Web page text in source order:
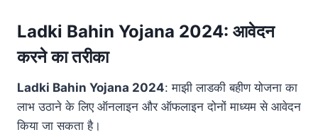
Ladki Bahin Yojana 2024: आवेदन
करने का तरीका
Ladki Bahin Yojana 2024: माझी लाडकी बहीण योजना का
लाभ उठाने के लिए ऑनलाइन और ऑफलाइन दोनों माध्यम से आवेदन
किया जा सकता है।